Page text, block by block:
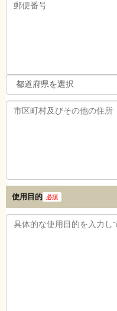
使用目的 必須